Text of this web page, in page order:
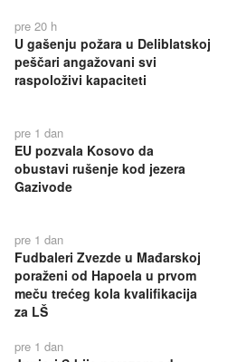
pre 20 h
U gašenju požara u Deliblatskoj
peščari angažovani svi
raspoloživi kapaciteti
pre 1 dan
EU pozvala Kosovo da
obustavi rušenje kod jezera
Gazivode
pre 1 dan
Fudbaleri Zvezde u Mađarskoj
poraženi od Hapoela u prvom
meču trećeg kola kvalifikacija
za LŠ
pre 1 dan